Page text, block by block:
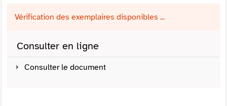
Vérification des exemplaires disponibles ...
Consulter en ligne
Consulter le document